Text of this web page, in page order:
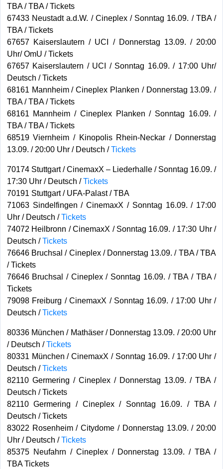
TBA / TBA / Tickets
67433 Neustadt a.d.W. / Cineplex / Sonntag 16.09. / TBA /
TBA / Tickets
67657 Kaiserslautern / UCI / Donnerstag 13.09. / 20:00
Uhr/ OmU / Tickets
67657 Kaiserslautern / UCI / Sonntag 16.09. / 17:00 Uhr/
Deutsch / Tickets
68161 Mannheim / Cineplex Planken / Donnerstag 13.09. /
TBA / TBA / Tickets
68161 Mannheim / Cineplex Planken / Sonntag 16.09. /
TBA / TBA / Tickets
68519 Viernheim / Kinopolis Rhein-Neckar / Donnerstag
13.09. / 20:00 Uhr / Deutsch /Tickets
70174 Stuttgart / CinemaxX – Liederhalle / Sonntag 16.09. /
17:30 Uhr / Deutsch /Tickets
70191 Stuttgart / UFA-Palast / TBA
71063 Sindelfingen / CinemaxX / Sonntag 16.09. / 17:00
Uhr / Deutsch /Tickets
74072 Heilbronn / CinemaxX / Sonntag 16.09. / 17:30 Uhr /
Deutsch /Tickets
76646 Bruchsal / Cineplex / Donnerstag 13.09. / TBA / TBA
/ Tickets
76646 Bruchsal / Cineplex / Sonntag 16.09. / TBA / TBA /
Tickets
79098 Freiburg / CinemaxX / Sonntag 16.09. / 17:00 Uhr /
Deutsch /Tickets
80336 München / Mathäser / Donnerstag 13.09. / 20:00 Uhr
/ Deutsch /Tickets
80331 München / CinemaxX / Sonntag 16.09. / 17:00 Uhr /
Deutsch /Tickets
82110 Germering / Cineplex / Donnerstag 13.09. / TBA /
Deutsch / Tickets
82110 Germering / Cineplex / Sonntag 16.09. / TBA /
Deutsch / Tickets
83022 Rosenheim / Citydome / Donnerstag 13.09. / 20:00
Uhr / Deutsch /Tickets
85375 Neufahrn / Cineplex / Donnerstag 13.09. / TBA /
TBA Tickets